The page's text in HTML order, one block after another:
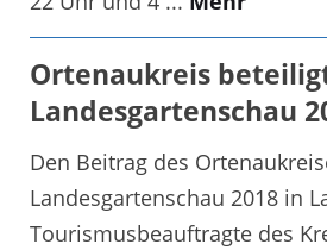
Ortenaukreis
Landesgartenschau
Den Beitrag des
Landesgartenschau 2018 in
Tourismusbeauftragte des